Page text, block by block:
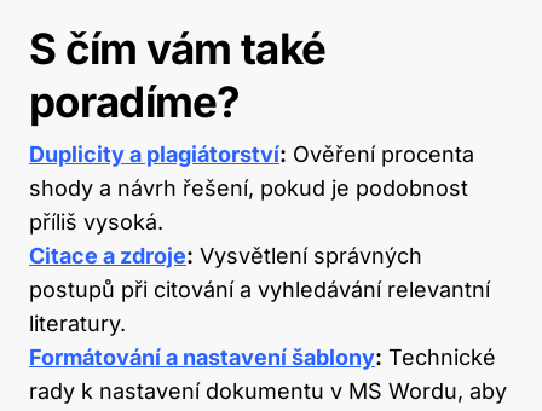
S čím vám také
poradíme?
Duplicity a plagiátorství: Ověření procenta
shody a návrh řešení, pokud je podobnost
příliš vysoká.
Citace a zdroje: Vysvětlení správných
postupů při citování a vyhledávání relevantní
literatury.
Formátování a nastavení šablony: Technické
rady k nastavení dokumentu v MS Wordu, aby